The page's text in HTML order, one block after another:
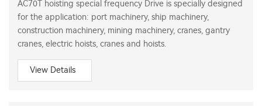
AC70T hoisting special frequency Drive is specially designed
for the application: port machinery, ship machinery,
construction machinery, mining machinery, cranes, gantry
cranes, electric hoists, cranes and hoists.
View Details